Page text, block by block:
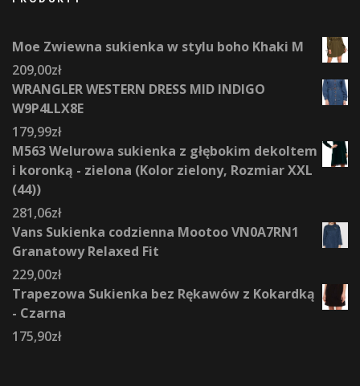
Moe Zwiewna sukienka w stylu boho Khaki M
209,00zł
WRANGLER WESTERN DRESS MID INDIGO
W9P4LLX8E
179,99zł
M563 Welurowa sukienka z głębokim dekoltem
i koronką - zielona (Kolor zielony, Rozmiar XXL
(44))
281,06zł
Vans Sukienka codzienna Mootoo VN0A7RN1
Granatowy Relaxed Fit
229,00zł
Trapezowa Sukienka bez Rękawów z Kokardką
- Czarna
175,90zł